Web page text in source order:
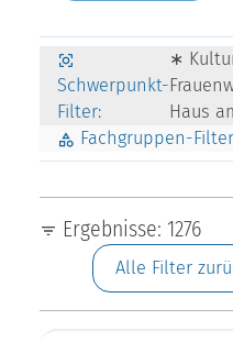
Schwerpunkt-
Filter:
∗
Haus
Fachgruppen-
Ergebnisse: 1276
Alle Filter